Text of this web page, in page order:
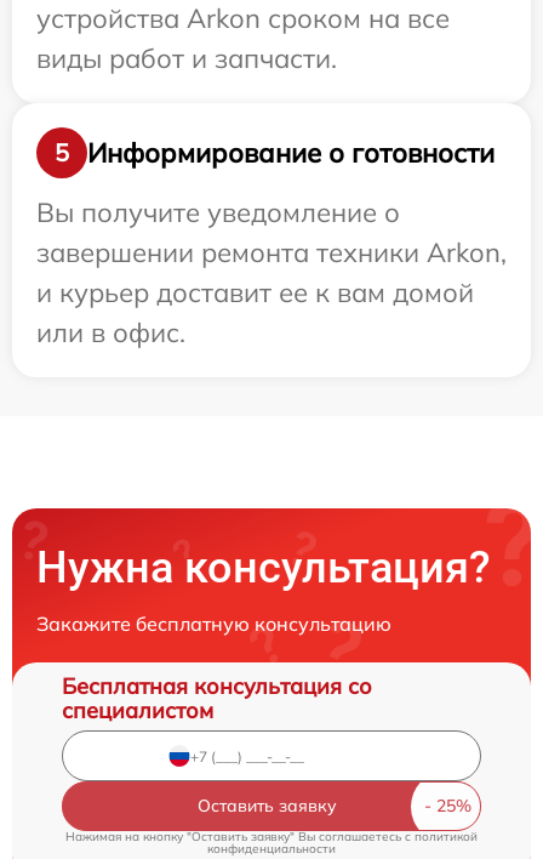
устройства Arkon сроком на все
виды работ и запчасти.
5
Информирование о готовности
Вы получите уведомление о
завершении ремонта техники Arkon,
и курьер доставит ее к вам домой
или в офис.
Нужна консультация?
Закажите бесплатную консультацию
Бесплатная консультация со
специалистом
Оставить заявку
Нажимая на кнопку "Оставить заявку" Вы соглашаетесь c политикой
конфиденциальности